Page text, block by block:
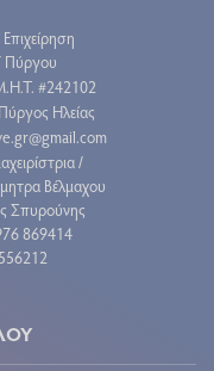
#242102
Πύργος Ηλείας
/
Βέλμαχου
Σπυρούνης
869414